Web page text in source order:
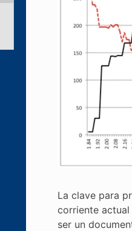
La clave para
corriente
ser un